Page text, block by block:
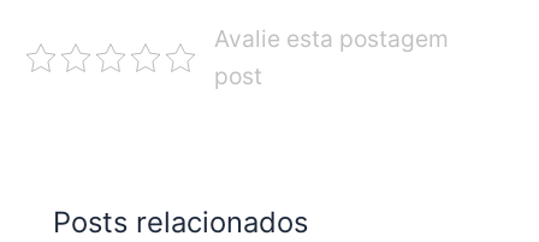
Avalie esta postagem
post
Posts relacionados